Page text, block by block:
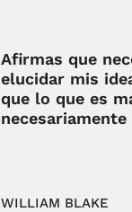
Afirmas que
elucidar mis
que lo que es
necesariamente
WILLIAM BLAKE